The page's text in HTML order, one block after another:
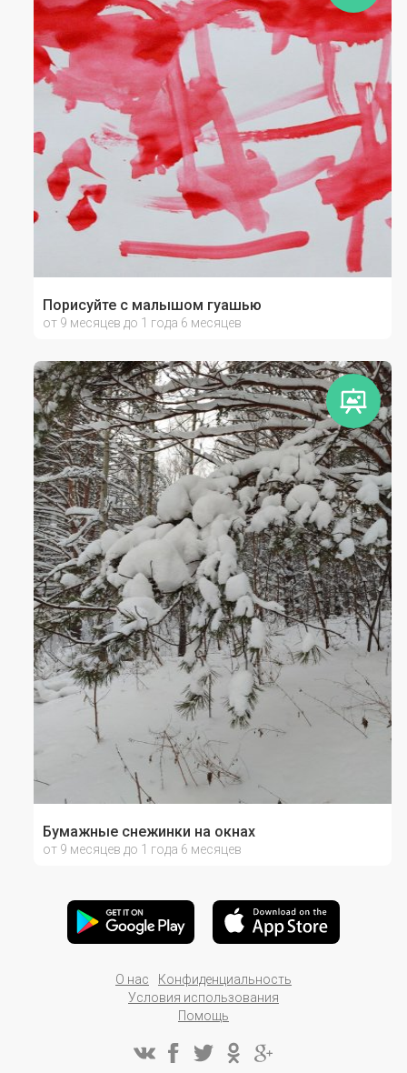
Порисуйте с малышом гуашью
от 9 месяцев до 1 года 6 месяцев
Бумажные снежинки на окнах
от 9 месяцев до 1 года 6 месяцев
О нас
Конфиденциальность
Условия использования
Помощь